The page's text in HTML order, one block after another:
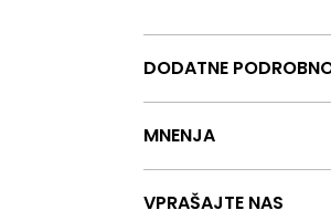
DODATNE
MNENJA
VPRAŠAJTE NAS